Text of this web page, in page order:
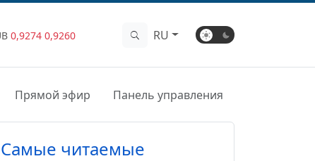
0,9274 0,9260 RU
Прямой эфир Панель управления
Самые читаемые